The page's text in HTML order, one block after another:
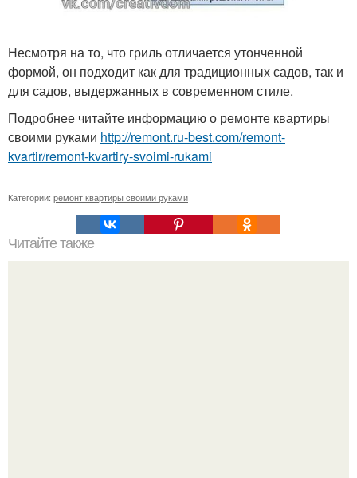
Несмотря на то, что гриль отличается утонченной
формой, он подходит как для традиционных садов, так и
для садов, выдержанных в современном стиле.
Подробнее читайте информацию о ремонте квартиры
своими руками http://remont.ru-best.com/remont-
kvartir/remont-kvartiry-svoimi-rukami
Категории: ремонт квартиры своими руками
Читайте также